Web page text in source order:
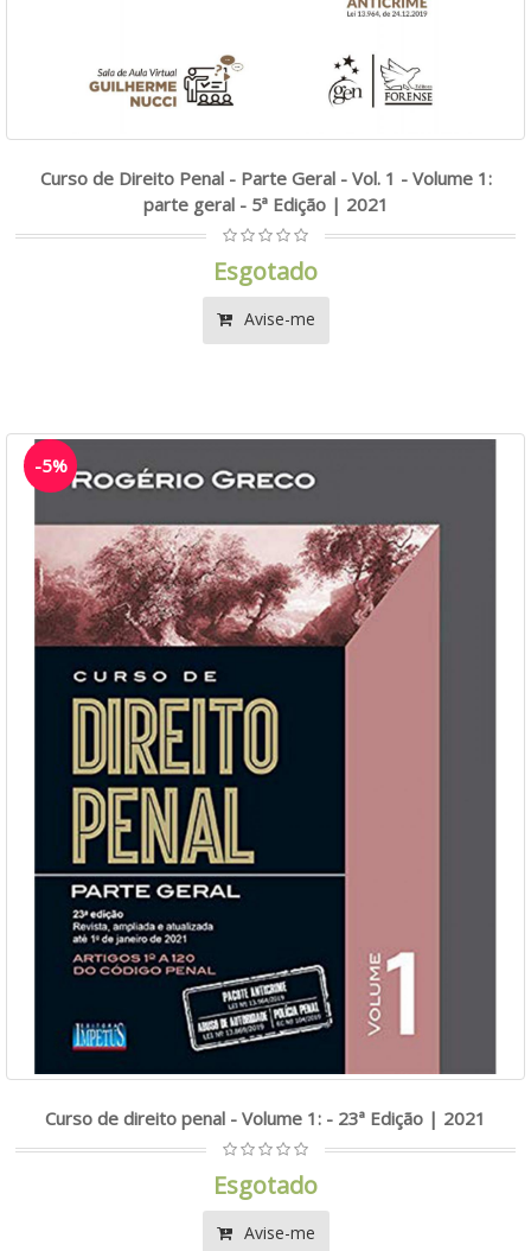
Curso de Direito Penal - Parte Geral - Vol. 1 - Volume 1:
parte geral - 5ª Edição | 2021
Esgotado
Avise-me
-5%
Curso de direito penal - Volume 1: - 23ª Edição | 2021
Esgotado
Avise-me